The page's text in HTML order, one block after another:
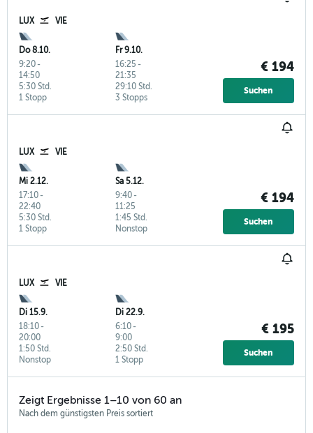
LUX VIE
Do 8.10.
9:20-
14:50
1 Stopp
5:30 Std.
Fr 9.10.
16:25 -
21:35
3 Stopps
29:10 Std.
€ 194
Suchen
LUX VIE
Mi 2.12.
17:10-
22:40
1 Stopp
5:30 Std.
Sa 5.12.
9:40-
11:25
Nonstop
1:45 Std.
€ 194
Suchen
LUX VIE
Di 15.9.
18:10-
20:00
Nonstop
1:50 Std.
Di 22.9.
6:10-
9:00
1 Stopp
2:50 Std.
€ 195
Suchen
Zeigt Ergebnisse 1–10 von 60 an
Nach dem günstigsten Preis sortiert